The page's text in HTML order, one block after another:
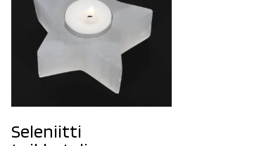
Seleniitti